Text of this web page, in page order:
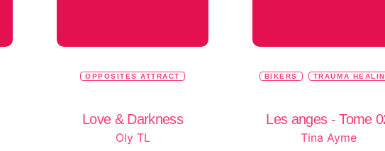
OPPOSITES ATTRACT
Love & Darkness
Oly TL
BIKERS TRAUMA
Les anges - Tome
Tina Ayme